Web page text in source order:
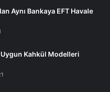
Aynı Bankaya EFT Havale
Kahkül Modelleri